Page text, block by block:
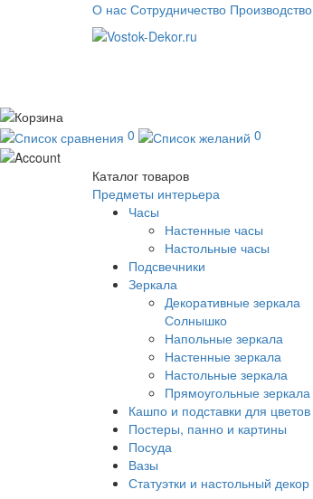
О нас Сотрудничество Производство
0 0
Каталог товаров
Предметы интерьера
Часы
Настенные часы
Настольные часы
Подсвечники
Зеркала
Декоративные зеркала
Солнышко
Напольные зеркала
Настенные зеркала
Настольные зеркала
Прямоугольные зеркала
Кашпо и подставки для цветов
Постеры, панно и картины
Посуда
Вазы
Статуэтки и настольный декор